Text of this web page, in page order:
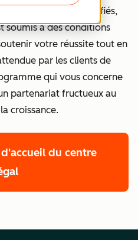
et les filiales certifiés,
soumis à des conditions
votre réussite tout en
par les clients de
qui vous concerne
partenariat fructueux au
croissance.
du centre